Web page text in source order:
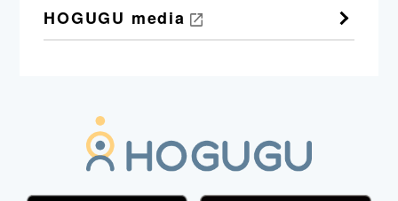
HOGUGU media